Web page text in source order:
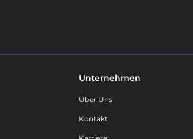
Unternehmen
Über Uns
Kontakt